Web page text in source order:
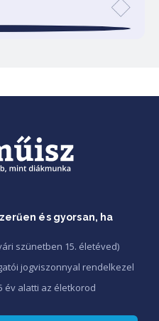
és gyorsan, ha
szünetben 15. életéved)
jogviszonnyal rendelkezel
év alatti az életkorod